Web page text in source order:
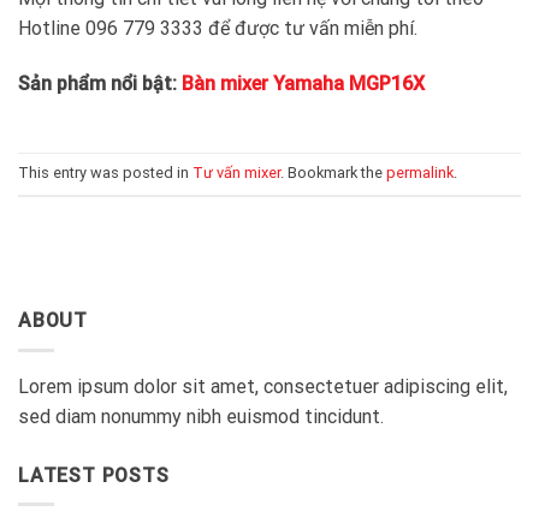
Hotline 096 779 3333 để được tư vấn miễn phí.
Sản phẩm nổi bật: Bàn mixer Yamaha MGP16X
This entry was posted in Tư vấn mixer. Bookmark the permalink.
ABOUT
Lorem ipsum dolor sit amet, consectetuer adipiscing elit,
sed diam nonummy nibh euismod tincidunt.
LATEST POSTS